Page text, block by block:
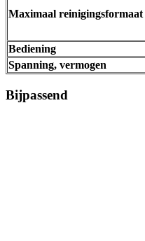
Maximaal reinigingsformaat
Bediening
Spanning, vermogen
Bijpassend